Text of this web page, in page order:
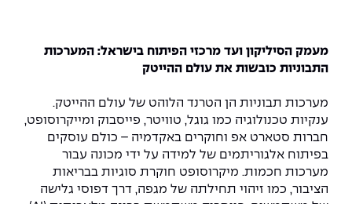
מעמק הסיליקון ועד מרכזי הפיתוח בישראל: המערכות
התבוניות כובשות את עולם ההייטק
מערכות תבוניות הן הטרנד הלוהט של עולם ההייטק.
ענקיות טכנולוגיה כמו גוגל, טוויטר, פייסבוק ומייקרוסופט,
חברות סטארט אפ וחוקרים באקדמיה – כולם עוסקים
בפיתוח אלגוריתמים של למידה על ידי מכונה עבור
מערכות חכמות. מיקרוסופט חוקרת סוגיות בבריאות
הציבור, כמו זיהוי תחילתה של מגפה, דרך דפוסי גלישה
הוגנות מגדרית
הצהרת נגישות
לעבוד באפקה
דו-חוגי בהנדסה ומדעים
תואר שני בהנדסה
הנדסת אנרגיה והספק
הנדסה וניהול
מרכז קריירה
מעבדות
ספרייה
עתודה אקדמית
מסלול ישיר לתואר ראשון
מידע למועמד תואר שני
הרשמה און ליין
המרכז לאנרגיה מתחדשת ובת קיימא
המרכז למחקר יישומי בעיבוד שפה וקול
המרכז להנדסת חומרים ותהליכים
מרכז ICSGen.AI